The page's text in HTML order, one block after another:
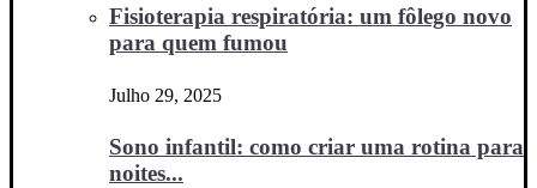
Fisioterapia respiratória: um fôlego novo
para quem fumou
Julho 29, 2025
Sono infantil: como criar uma rotina para
noites...